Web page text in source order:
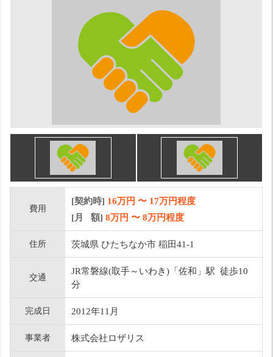
費用
[契約時] 16万円 〜 17万円程度
[月 額] 8万円 〜 8万円程度
住所 茨城県 ひたちなか市 稲田41-1
交通
JR常磐線(取手～いわき)「佐和」駅 徒歩10
分
完成日 2012年11月
事業者 株式会社ロザリス